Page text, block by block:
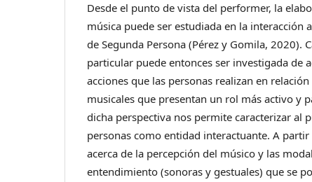
Desde el punto de vista del performer, la
música puede ser estudiada en la interacción
de Segunda Persona (Pérez y Gomila, 2020).
particular puede entonces ser investigada de
acciones que las personas realizan en
musicales que presentan un rol más activo y
dicha perspectiva nos permite caracterizar al
personas como entidad interactuante. A
acerca de la percepción del músico y las
entendimiento (sonoras y gestuales) que se